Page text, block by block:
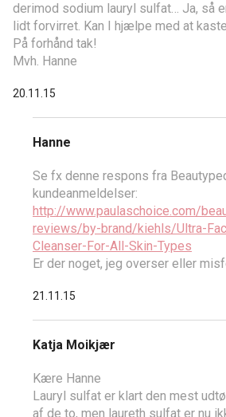
derimod sodium lauryl sulfat… Ja, så
lidt forvirret. Kan I hjælpe med at
På forhånd tak!
Mvh. Hanne
20.11.15
Hanne
Se fx denne respons fra
kundeanmeldelser:
http://www.paulaschoice.com/
reviews/by-brand/kiehls/Ultra-
Cleanser-For-All-Skin-Types
Er der noget, jeg overser eller
21.11.15
Katja Moikjær
Kære Hanne
Lauryl sulfat er klart den mest
af de to, men laureth sulfat er nu